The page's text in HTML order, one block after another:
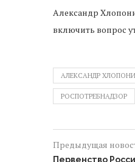
Александр
включить вопрос
АЛЕКСАНДР
РОСПОТРЕБНАДЗОР
Предыдущая
Первенство